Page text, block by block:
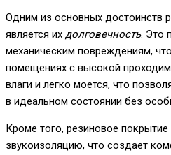
Одним из основных достоинств
является их долговечность. Это
механическим повреждениям,
помещениях с высокой
влаги и легко моется, что
в идеальном состоянии без
Кроме того, резиновое
звукоизоляцию, что создает